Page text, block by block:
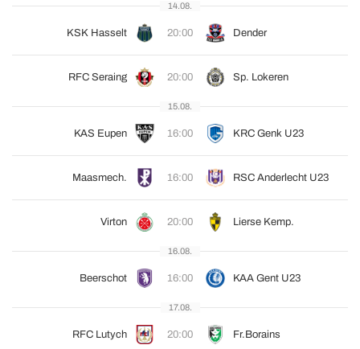
14.08.
KSK Hasselt 20:00 Dender
RFC Seraing 20:00 Sp. Lokeren
15.08.
KAS Eupen 16:00 KRC Genk U23
Maasmech. 16:00 RSC Anderlecht U23
Virton 20:00 Lierse Kemp.
16.08.
Beerschot 16:00 KAA Gent U23
17.08.
RFC Lutych 20:00 Fr.Borains